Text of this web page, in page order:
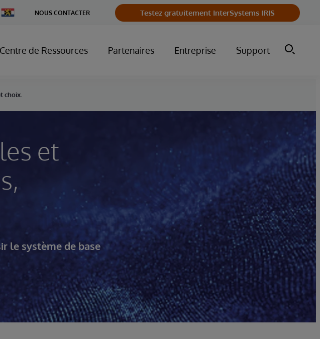
Change
Country
NOUS CONTACTER Testez gratuitement InterSystems IRIS
Centre de Ressources Partenaires Entreprise Support
choix.
et
le système de base